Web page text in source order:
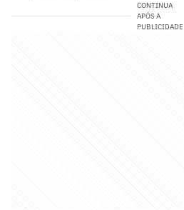
CONTINUA
APÓS A
PUBLICIDADE